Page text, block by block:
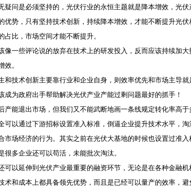
疑问是必须坚持的，光伏行业的永恒主题就是降本增效，光
优势，只有坚持技术创新，持续降本增效，才能不断提升光
占比，市场空间才能不断提升。
像一些评论说的放弃在技术上的研发投入，反而应该持续加
效。
和技术创新主要靠行业和企业自身，则效率优先和市场主导就
成为政府出手帮助解决光伏产业产能过剩问题最好的抓手！
产能退出市场，但我们又不能武断地画一条线规定转化率高
可以通过下游招标设置准入标准，倒逼企业提升技术水平，
市场经济的行为。其实之前在光伏大基地的时候也设置过准
很多企业还可以苟活，未能批次淘汰。
可以延伸到光伏产业最重要的融资环节，无论是在各种金融
术和成本上都具备领先优势，而且是已经可以量产的效率，避